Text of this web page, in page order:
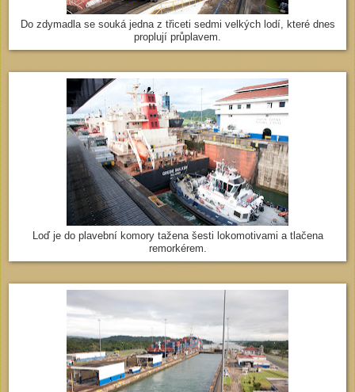
Do zdymadla se souká jedna z třiceti sedmi velkých lodí, které dnes
proplují průplavem.
Loď je do plavební komory tažena šesti lokomotivami a tlačena
remorkérem.